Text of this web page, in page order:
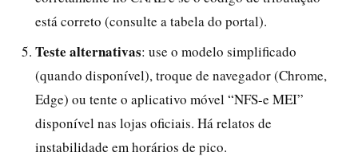
está correto (consulte a tabela do portal).
Teste alternativas: use o modelo simplificado
(quando disponível), troque de navegador (Chrome,
Edge) ou tente o aplicativo móvel “NFS-e MEI”
disponível nas lojas oficiais. Há relatos de
instabilidade em horários de pico.